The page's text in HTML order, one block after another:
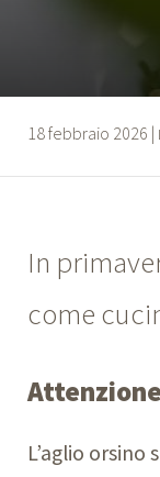
18 febbraio 2026 |
In
come
L’aglio